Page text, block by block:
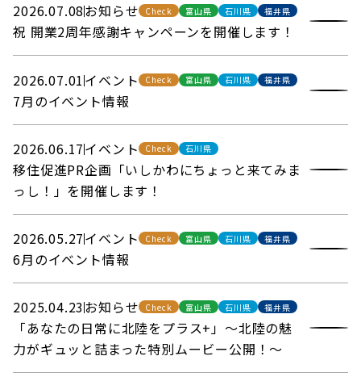
祝 開業2周年感謝キャンペーンを開催します！
2026.07.08お知らせ Check 富山県 石川県 福井県
7月のイベント情報
2026.07.01イベント Check 富山県 石川県 福井県
移住促進PR企画「いしかわにちょっと来てみま
っし！」を開催します！
2026.06.17イベント Check 石川県
6月のイベント情報
2026.05.27イベント Check 富山県 石川県 福井県
「あなたの日常に北陸をプラス+」～北陸の魅
力がギュッと詰まった特別ムービー公開！～
2025.04.23お知らせ Check 富山県 石川県 福井県